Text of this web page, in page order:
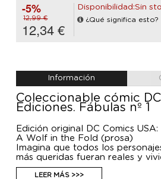
-5%
12,99 €
12,34 €
Disponibilidad:Sin
¿Qué significa esto?
Información
Coleccionable cómic DC
Ediciones. Fábulas nº 1
Edición original DC Comics USA:
A Wolf in the Fold (prosa)
Imagina que todos los
más queridas fueran reales y
con sus poderes intactos.
vida en nuestra realidad
LEER MÁS >>>